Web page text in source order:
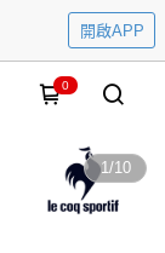
開啟APP
0
1/10